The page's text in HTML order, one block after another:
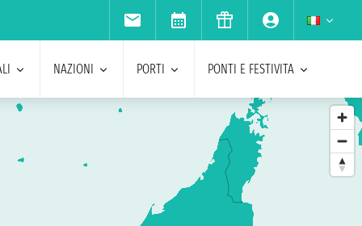
NAZIONI PORTI PONTI E FESTIVITA